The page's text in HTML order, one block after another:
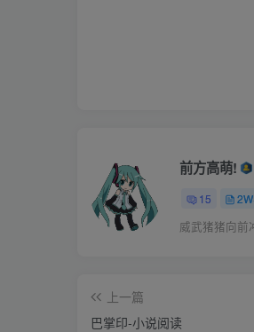
房间太热了，开了空
灯，只有电视发出的
和SP相关或者不相关
另外我也不知道该不
妹自己脱外裤，等妹
妹妹把一个枕头放在
并让我的手能固定她的
前方高萌!
15
威武猪猪向前
上一篇
巴掌印-小说阅读